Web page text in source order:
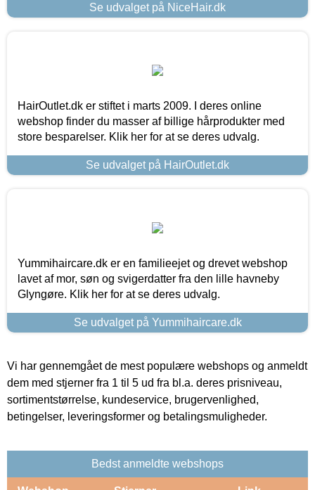
Se udvalget på NiceHair.dk
HairOutlet.dk er stiftet i marts 2009. I deres online
webshop finder du masser af billige hårprodukter med
store besparelser. Klik her for at se deres udvalg.
Se udvalget på HairOutlet.dk
Yummihaircare.dk er en familieejet og drevet webshop
lavet af mor, søn og svigerdatter fra den lille havneby
Glyngøre. Klik her for at se deres udvalg.
Se udvalget på Yummihaircare.dk
Vi har gennemgået de mest populære webshops og anmeldt
dem med stjerner fra 1 til 5 ud fra bl.a. deres prisniveau,
sortimentstørrelse, kundeservice, brugervenlighed,
betingelser, leveringsformer og betalingsmuligheder.
Bedst anmeldte webshops